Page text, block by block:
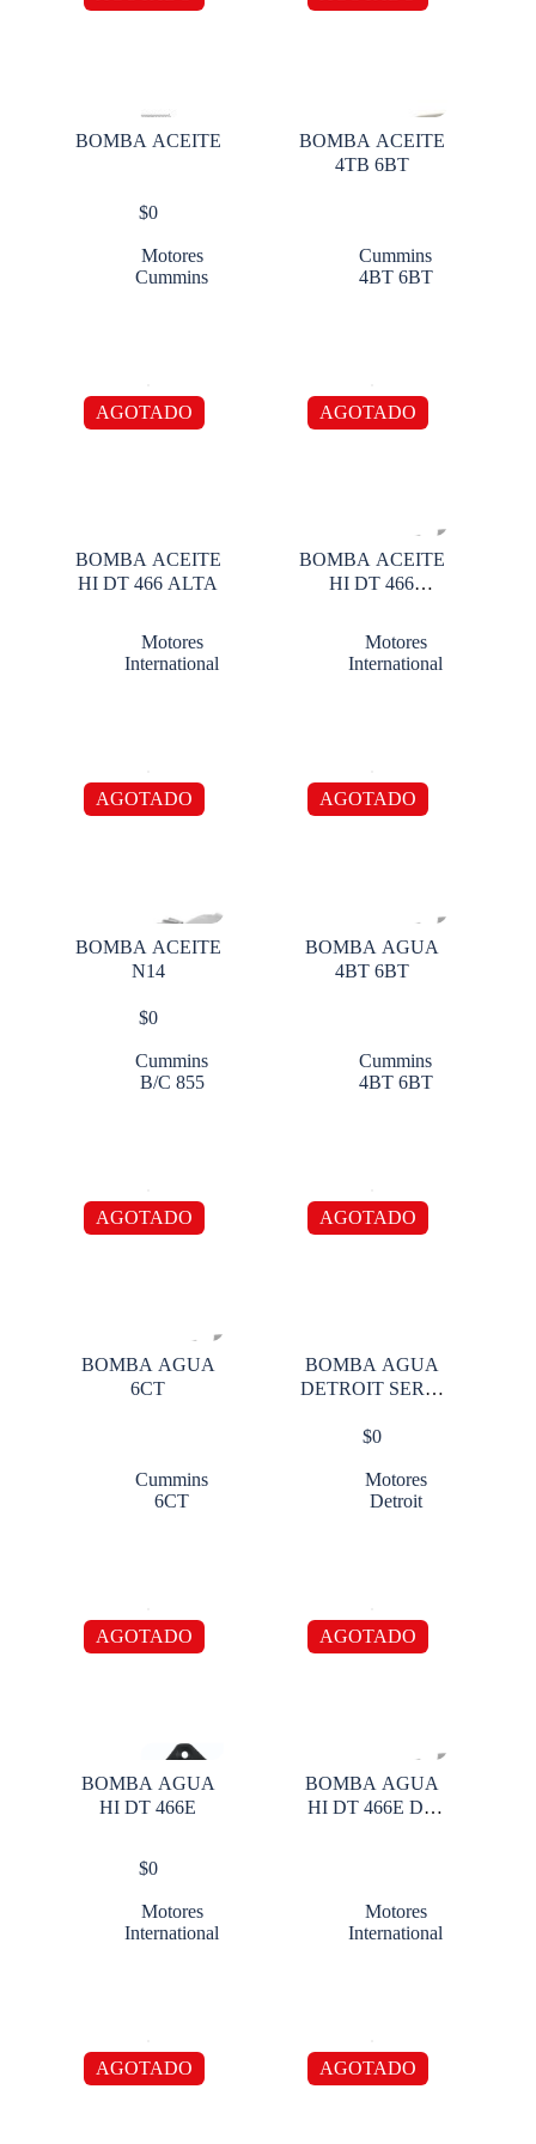
BOMBA ACEITE
$0
Motores
Cummins
BOMBA ACEITE
4TB 6BT
Cummins
4BT 6BT
AGOTADO
BOMBA ACEITE
HI DT 466 ALTA
Motores
International
AGOTADO
BOMBA ACEITE
HI DT 466
Motores
International
AGOTADO
BOMBA ACEITE
N14
$0
Cummins
B/C 855
AGOTADO
BOMBA AGUA
4BT 6BT
Cummins
4BT 6BT
AGOTADO
BOMBA AGUA
6CT
Cummins
6CT
AGOTADO
BOMBA AGUA
DETROIT SERIE
$0
Motores
Detroit
AGOTADO
BOMBA AGUA
HI DT 466E
$0
Motores
International
AGOTADO
BOMBA AGUA
HI DT 466E DT
Motores
International
AGOTADO AGOTADO